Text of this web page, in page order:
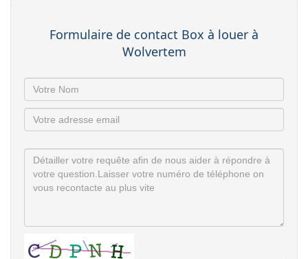
Formulaire de contact Box à louer à
Wolvertem